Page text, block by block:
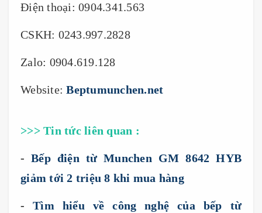
Điện thoại: 0904.341.563
CSKH: 0243.997.2828
Zalo: 0904.619.128
Website:Beptumunchen.net
>>> Tin tức liên quan :
-Bếp điện từ Munchen GM 8642 HYB
giảm tới 2 triệu 8 khi mua hàng
-Tìm hiểu về công nghệ của bếp từ